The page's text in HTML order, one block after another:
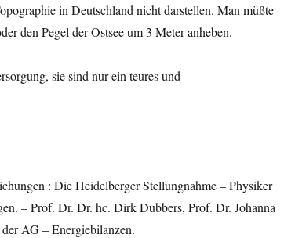
in Deutschland nicht darstellen. Man müßte
den Pegel der Ostsee um 3 Meter anheben.
sie sind nur ein teures und
: Die Heidelberger Stellungnahme – Physiker
– Prof. Dr. Dr. hc. Dirk Dubbers, Prof. Dr. Johanna
AG – Energiebilanzen.